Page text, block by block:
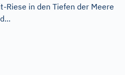
Riese in den Tiefen der Meere